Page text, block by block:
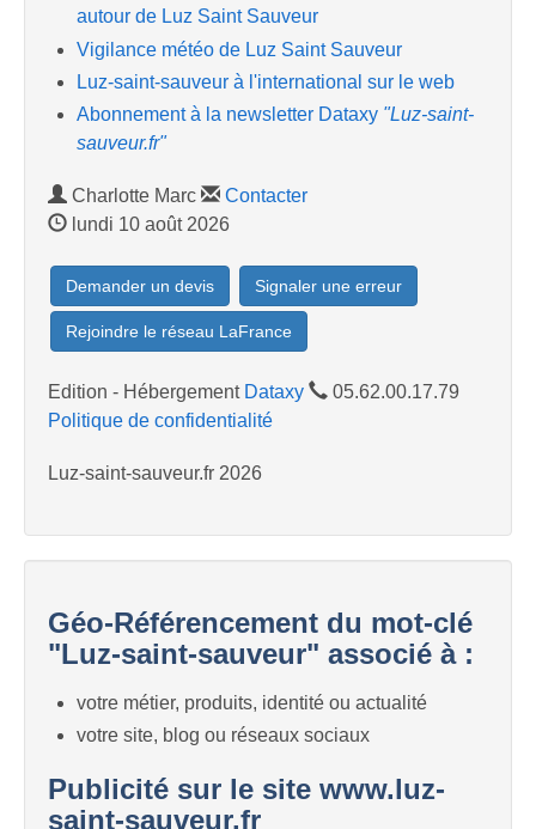
autour de Luz Saint Sauveur
Vigilance météo de Luz Saint Sauveur
Luz-saint-sauveur à l'international sur le web
Abonnement à la newsletter Dataxy "Luz-saint-
sauveur.fr"
Charlotte Marc
Contacter
lundi 10 août 2026
Demander un devis Signaler une erreur
Rejoindre le réseau LaFrance
Edition - Hébergement Dataxy
05.62.00.17.79
Politique de confidentialité
Luz-saint-sauveur.fr 2026
Géo-Référencement du mot-clé
"Luz-saint-sauveur" associé à :
votre métier, produits, identité ou actualité
votre site, blog ou réseaux sociaux
Publicité sur le site www.luz-
saint-sauveur.fr